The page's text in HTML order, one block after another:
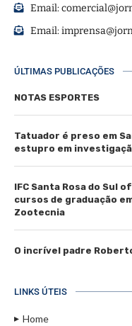
Email:
Email:
ÚLTIMAS PUBLICAÇÕES
NOTAS ESPORTES
Tatuador é preso em
estupro em
IFC Santa Rosa do Sul
cursos de graduação
Zootecnia
O incrível padre
LINKS ÚTEIS
Home